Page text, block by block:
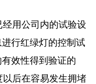
经用公司内的试验设
行红绿灯的控制试
效性得到验证的
以后在容易发生拥堵